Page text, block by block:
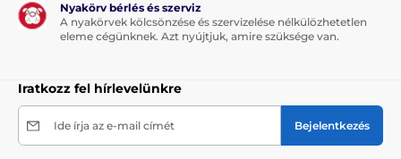
Nyakörv bérlés és szerviz
A nyakörvek kölcsönzése és szervizelése nélkülözhetetlen
eleme cégünknek. Azt nyújtjuk, amire szüksége van.
Iratkozz fel hírlevelünkre
Ide írja az e-mail címét Bejelentkezés